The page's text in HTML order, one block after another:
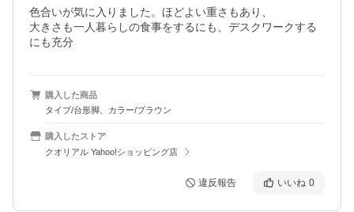
色合いが気に入りました。ほどよい重さもあり、
大きさも一人暮らしの食事をするにも、デスクワークする
にも充分
購入した商品
タイプ/台形脚、カラー/ブラウン
購入したストア
クオリアル Yahoo!ショッピング店
違反報告 いいね 0